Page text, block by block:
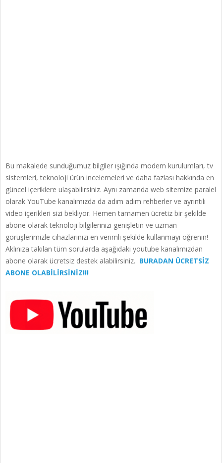
Bu makalede sunduğumuz bilgiler ışığında modem kurulumları, tv
sistemleri, teknoloji ürün incelemeleri ve daha fazlası hakkında en
güncel içeriklere ulaşabilirsiniz. Aynı zamanda web sitemize paralel
olarak YouTube kanalımızda da adım adım rehberler ve ayrıntılı
video içerikleri sizi bekliyor. Hemen tamamen ücretiz bir şekilde
abone olarak teknoloji bilgilerinizi genişletin ve uzman
görüşlerimizle cihazlarınızı en verimli şekilde kullanmayı öğrenin!
Aklınıza takılan tüm sorularda aşağıdaki youtube kanalımızdan
abone olarak ücretsiz destek alabilirsiniz. BURADAN ÜCRETSİZ
ABONE OLABİLİRSİNİZ!!!